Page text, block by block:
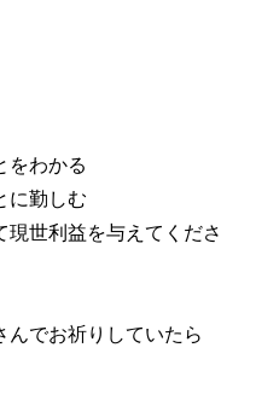
をわかる
に勤しむ
世利益を与えてくださ
でお祈りしていたら